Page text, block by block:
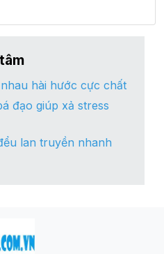
hài hước cực chất
đạo giúp xả stress
lan truyền nhanh